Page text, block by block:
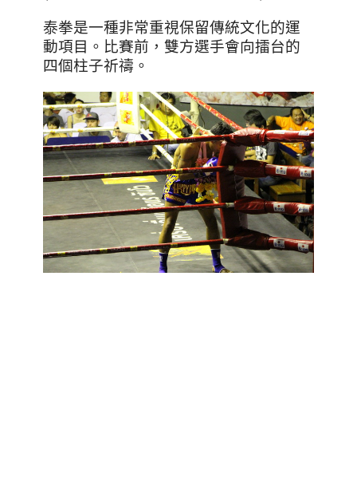
泰拳是一種非常重視保留傳統文化的運
動項目。比賽前，雙方選手會向擂台的
四個柱子祈禱。